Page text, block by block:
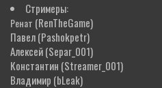
Стримеры:
Ренат (RenTheGame)
Павел(Pashokpetr)
Алексей(Separ_001)
Константин (Streamer_001)
Владимир (bLeak)